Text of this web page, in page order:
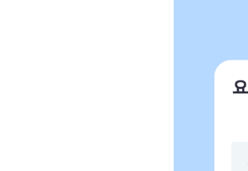
이야기 모바일 단